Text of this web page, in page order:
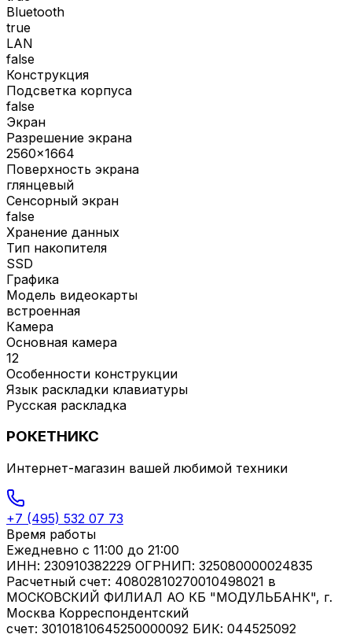
Bluetooth
true
LAN
false
Конструкция
Подсветка корпуса
false
Экран
Разрешение экрана
2560x1664
Поверхность экрана
глянцевый
Сенсорный экран
false
Хранение данных
Тип накопителя
SSD
Графика
Модель видеокарты
встроенная
Камера
Основная камера
12
Особенности конструкции
Язык раскладки клавиатуры
Русская раскладка
РОКЕТНИКС
Интернет-магазин вашей любимой техники
+7 (495) 532 07 73
Время работы
Ежедневно с 11:00 до 21:00
ИНН: 230910382229 ОГРНИП: 325080000024835
Расчетный счет: 40802810270010498021 в
МОСКОВСКИЙ ФИЛИАЛ АО КБ "МОДУЛЬБАНК", г.
Москва Корреспондентский
счет: 30101810645250000092 БИК: 044525092